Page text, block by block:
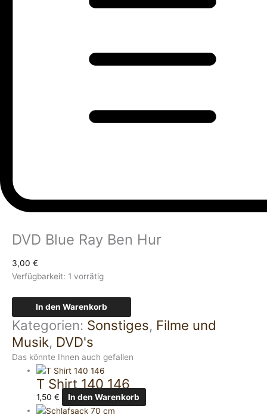
DVD Blue Ray Ben Hur
3,00 €
Verfügbarkeit: 1 vorrätig
In den Warenkorb
Kategorien: Sonstiges, Filme und
Musik, DVD's
Das könnte Ihnen auch gefallen
T Shirt 140 146
1,50€ In den Warenkorb